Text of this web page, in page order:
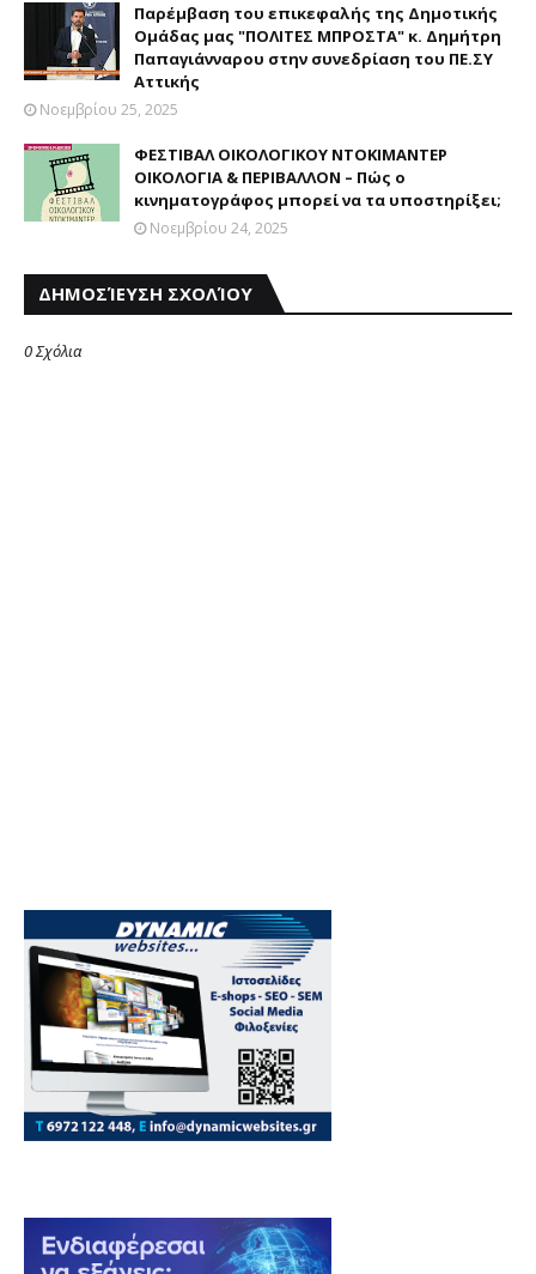
Παρέμβαση του επικεφαλής της Δημοτικής
Ομάδας μας "ΠΟΛΙΤΕΣ ΜΠΡΟΣΤΑ" κ. Δημήτρη
Παπαγιάνναρου στην συνεδρίαση του ΠΕ.ΣΥ
Αττικής
Νοεμβρίου 25, 2025
ΦΕΣΤΙΒΑΛ ΟΙΚΟΛΟΓΙΚΟΥ ΝΤΟΚΙΜΑΝΤΕΡ
ΟΙΚΟΛΟΓΙΑ & ΠΕΡΙΒΑΛΛΟΝ – Πώς ο
κινηματογράφος μπορεί να τα υποστηρίξει;
Νοεμβρίου 24, 2025
ΔΗΜΟΣΊΕΥΣΗ ΣΧΟΛΊΟΥ
0 Σχόλια